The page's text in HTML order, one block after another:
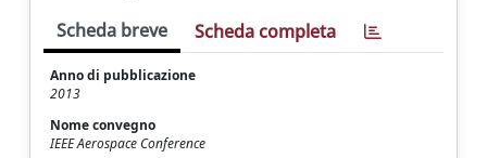
Scheda breve Scheda completa
Anno di pubblicazione
2013
Nome convegno
IEEE Aerospace Conference